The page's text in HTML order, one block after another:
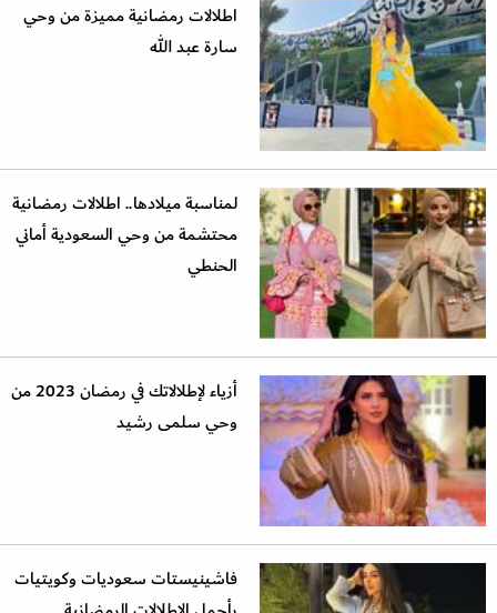
اطلالات رمضانية مميزة من وحي
سارة عبد الله
لمناسبة ميلادها.. اطلالات رمضانية
محتشمة من وحي السعودية أماني
الحنطي
أزياء لإطلالاتك في رمضان 2023 من
وحي سلمى رشيد
فاشينيستات سعوديات وكويتيات